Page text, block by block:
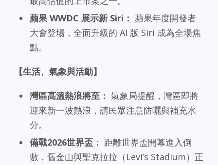
蘋果 WWDC 展示新 Siri： 蘋果年度開發者
大會登場，全面升級的 AI 版 Siri 成為全場焦
點。
【生活、氣象與活動】
灣區高溫熱浪將至： 氣象局提醒，灣區即將
迎來新一波熱浪，請民眾注意防曬與補充水
分。
備戰2026世界盃： 距離世界盃開幕進入倒
數，舊金山與聖克拉拉（Levi’s Stadium）正